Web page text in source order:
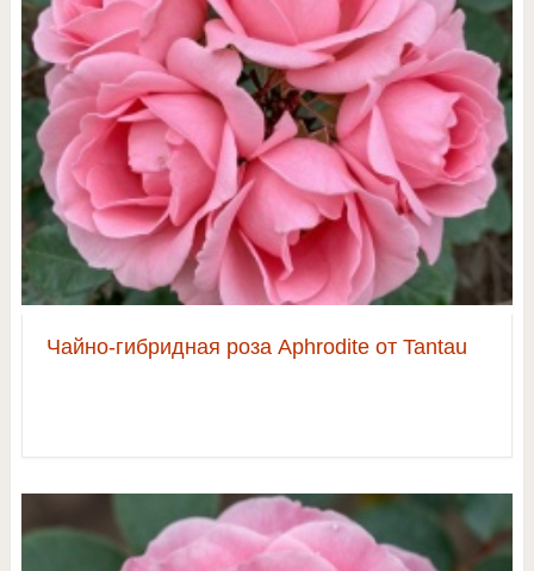
Чайно-гибридная роза Aphrodite от Tantau